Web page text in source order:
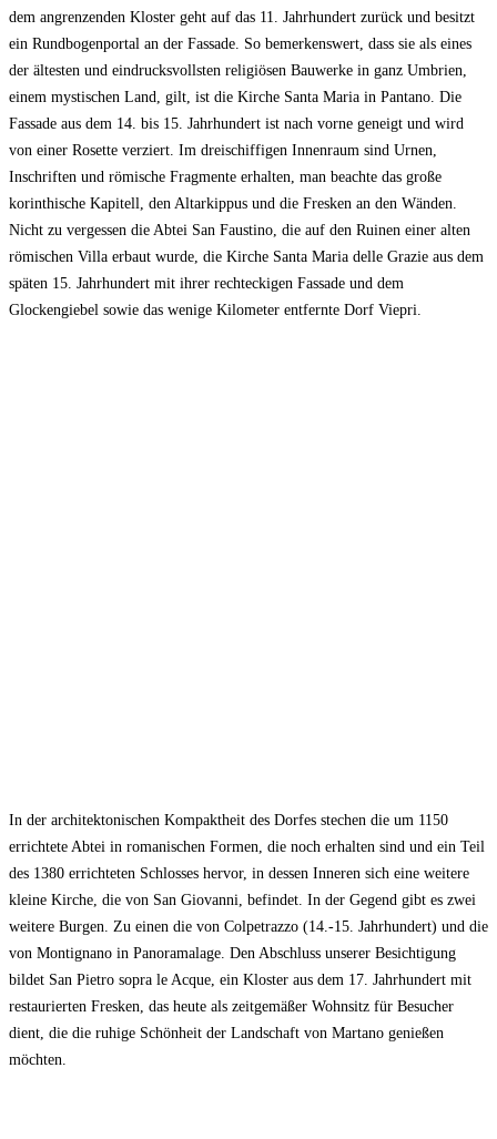
dem angrenzenden Kloster geht auf das 11. Jahrhundert zurück und besitzt
ein Rundbogenportal an der Fassade. So bemerkenswert, dass sie als eines
der ältesten und eindrucksvollsten religiösen Bauwerke in ganz Umbrien,
einem mystischen Land, gilt, ist die Kirche Santa Maria in Pantano. Die
Fassade aus dem 14. bis 15. Jahrhundert ist nach vorne geneigt und wird
von einer Rosette verziert. Im dreischiffigen Innenraum sind Urnen,
Inschriften und römische Fragmente erhalten, man beachte das große
korinthische Kapitell, den Altarkippus und die Fresken an den Wänden.
Nicht zu vergessen die Abtei San Faustino, die auf den Ruinen einer alten
römischen Villa erbaut wurde, die Kirche Santa Maria delle Grazie aus dem
späten 15. Jahrhundert mit ihrer rechteckigen Fassade und dem
Glockengiebel sowie das wenige Kilometer entfernte Dorf Viepri.
In der architektonischen Kompaktheit des Dorfes stechen die um 1150
errichtete Abtei in romanischen Formen, die noch erhalten sind und ein Teil
des 1380 errichteten Schlosses hervor, in dessen Inneren sich eine weitere
kleine Kirche, die von San Giovanni, befindet. In der Gegend gibt es zwei
weitere Burgen. Zu einen die von Colpetrazzo (14.-15. Jahrhundert) und die
von Montignano in Panoramalage. Den Abschluss unserer Besichtigung
bildet San Pietro sopra le Acque, ein Kloster aus dem 17. Jahrhundert mit
restaurierten Fresken, das heute als zeitgemäßer Wohnsitz für Besucher
dient, die die ruhige Schönheit der Landschaft von Martano genießen
möchten.